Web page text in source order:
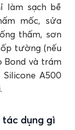
làm sạch bề
mốc, sửa
thấm, sơn
tường (nếu
Bond và trám
A500
tác dụng gì